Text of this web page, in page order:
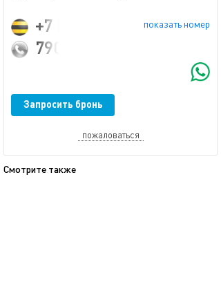
показать номер
+7 (903) 214-50-06
79032145006@ya.ru
Запросить бронь
пожаловаться
Смотрите также